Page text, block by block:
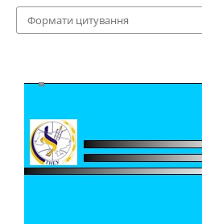
Формати цитування